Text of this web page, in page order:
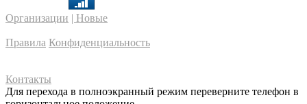
Организации | Новые
Правила Конфиденциальность
Контакты
Для перехода в полноэкранный режим переверните телефон в